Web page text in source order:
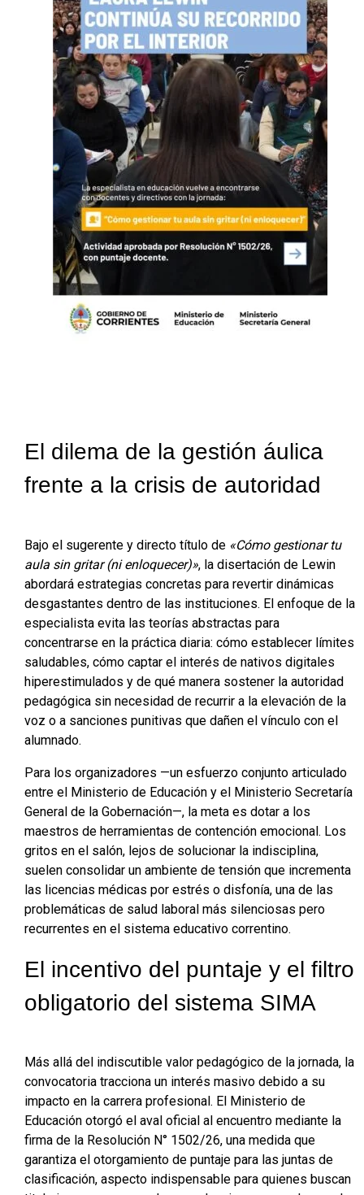
El dilema de la gestión áulica
frente a la crisis de autoridad
Bajo el sugerente y directo título de «Cómo gestionar tu
aula sin gritar (ni enloquecer)», la disertación de Lewin
abordará estrategias concretas para revertir dinámicas
desgastantes dentro de las instituciones. El enfoque de la
especialista evita las teorías abstractas para
concentrarse en la práctica diaria: cómo establecer límites
saludables, cómo captar el interés de nativos digitales
hiperestimulados y de qué manera sostener la autoridad
pedagógica sin necesidad de recurrir a la elevación de la
voz o a sanciones punitivas que dañen el vínculo con el
alumnado.
Para los organizadores —un esfuerzo conjunto articulado
entre el Ministerio de Educación y el Ministerio Secretaría
General de la Gobernación—, la meta es dotar a los
maestros de herramientas de contención emocional. Los
gritos en el salón, lejos de solucionar la indisciplina,
suelen consolidar un ambiente de tensión que incrementa
las licencias médicas por estrés o disfonía, una de las
problemáticas de salud laboral más silenciosas pero
recurrentes en el sistema educativo correntino.
El incentivo del puntaje y el filtro
obligatorio del sistema SIMA
Más allá del indiscutible valor pedagógico de la jornada, la
convocatoria tracciona un interés masivo debido a su
impacto en la carrera profesional. El Ministerio de
Educación otorgó el aval oficial al encuentro mediante la
firma de la Resolución N° 1502/26, una medida que
garantiza el otorgamiento de puntaje para las juntas de
clasificación, aspecto indispensable para quienes buscan